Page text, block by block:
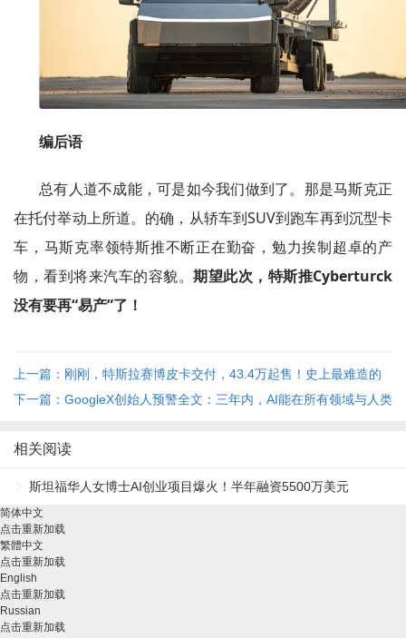
编后语
总有人道不成能，可是如今我们做到了。那是马斯克正
在托付举动上所道。的确，从轿车到SUV到跑车再到沉型卡
车，马斯克率领特斯推不断正在勤奋，勉力挨制超卓的产
物，看到将来汽车的容貌。 期望此次，特斯推Cyberturck
没有要再“易产”了！
上一篇：刚刚，特斯拉赛博皮卡交付，43.4万起售！史上最难造的
车，比保时捷快比福特猛
下一篇：GoogleX创始人预警全文：三年内，AI能在所有领域与人类
相关阅读
斯坦福华人女博士AI创业项目爆火！半年融资5500万美元
简体中文
点击重新加载
繁體中文
点击重新加载
English
点击重新加载
Russian
点击重新加载